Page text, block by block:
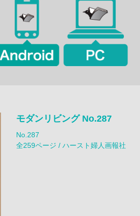
モダンリビング No.287
No.287
全259ページ / ハースト婦人画報社